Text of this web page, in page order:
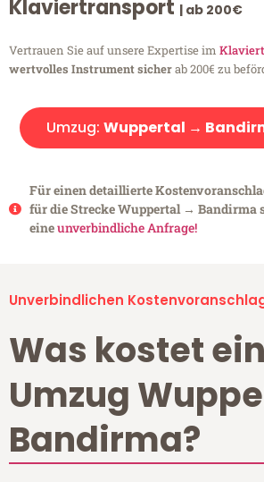
Klaviertransport | ab 200€
Vertrauen Sie auf unsere Expertise im
wertvolles Instrument sicherab 200€ zu
Umzug: Wuppertal →
Für einen detaillierte
für die Strecke Wuppertal → Bandirma
eineunverbindliche Anfrage!
Unverbindlichen
Was kostet ein
Umzug
Bandirma?